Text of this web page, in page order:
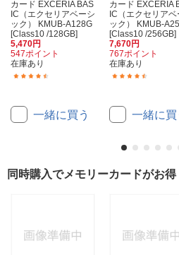
カード EXCERIA BAS
IC（エクセリアベーシ
ック） KMUB-A128G
[Class10 /128GB]
5,470円
547ポイント
在庫あり
一緒に買う
カード EXCERIA
IC（エクセリアベ
ック） KMUB-
[Class10 /256GB]
7,670円
767ポイント
在庫あり
一緒に買
同時購入でメモリーカードがお